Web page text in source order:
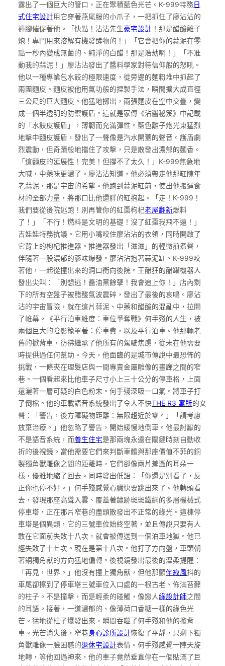
露出了一個巨大的管口，正在聚積藍色光芒。K-999特務日
式住宅設計用它穿著燕尾服的小爪子，一把抓住了廖沾沾的
褲腳催促著他。「快點！沾沾先生豪宅設計 ！那是醋酸離子
炮！專門用來溶解有機發酵物的！」「它會把你的蒜泥在零
點一秒內變成無菌的、純淨的白醋！那是浩劫啊！」「不准
動我的蒜泥！」廖沾沾發出了醬料學家對待信仰般的怒吼。
他以一種專業包水餃的極限速度，從旁邊的麵粉堆中抓起了
兩團麵皮。麵皮被他用氣功般的捏製手法，瞬間擴大成直徑
三公尺的巨大麵皮。他猛地擲出，兩張麵皮在空中交疊，變
成一個半透明的防禦護盾。這就是家傳《沾醬秘笈》中記載
的「水餃皮護盾」，薄韌而充滿彈性。藍色離子炮光束猛烈
地擊中麵皮護盾，發出了一聲像是汽水開蓋的聲音。護盾劇
烈震動，但奇蹟般地擋住了攻擊，只是散發出濃郁的麵香。
「這麵皮的延展性！完美！但撐不了太久！」K-999焦急地
大喊，中藥味更濃了。廖沾沾知道，他必須帶走他那缸陳年
老蒜泥，那是宇宙的希望。他跑到蒜泥缸前，使出他搬運食
材的全部力量，將那口比他還胖的缸抱起。「走！K-999！
我們要從後院逃跑！別再管你的紅棗枸杞老屋翻新燃料
了！」「不行！燃料是文明的基礎！沒了紅棗我飛不遠！」
吉娃娃特務抗議。它用小嘴咬住廖沾沾的衣領，同時開啟了
它背上的枸杞推進器。推進器發出「滋滋」的輕微煎煮聲，
伴隨著一股濃郁的蔘味爆發。廖沾沾抱著蒜泥缸、K-999咬
著他，一起從撞出來的洞口衝向後院。王醋狂的醋罐機器人
發出尖叫：「別想逃！醬油黨餘孽！我會追上你！」店內剩
下的所有空盤子被醋酸氣波震碎，發出了最後的哀鳴。廖沾
沾的宇宙冒險，就在這片蒜泥、中藥和醋酸的混亂中，拉開
了帷幕。《平行泊車維度：車位爭奪戰》何手殘的人生，被
兩個巨大的陰影籠罩著：停車費，以及平行泊車。他那輛老
舊的掀背車，彷彿繼承了他所有的駕駛焦慮，從未在他需要
時提供過任何幫助。今天，他面臨的是城市傳說中最恐怖的
挑戰，一條夾在理髮店與一間專賣金屬雕像的畫廊之間的窄
巷。一個看起來比他車子尺寸小上三十公分的停車格，上面
還灑著一層可疑的白色粉末。何手殘深吸一口氣。將車子打
了倒檔。他的車載語音系統發出了令人不快THE R3 寓所的女
聲：「警告，後方障礙物距離：無限趨近於零。」「請考慮
放棄治療。」他忽略了警告，開始緩慢地倒車。他最討厭的
不是語音系統，而養生住宅是那兩塊永遠在關鍵時刻自動收
折的後視鏡。當他需要它們來判斷車體與那座價值不菲的銅
製獨角獸雕像之間的距離時，它們卻像兩片羞澀的耳朵一
樣，優雅地縮了回去。同時發出低語：「你還是別看了，反
正你也停不好。」何手殘感覺心臟快要跳出來了。他轉頭看
去，發現那座高聳入雲、覆蓋著鏽跡斑斑鐵網的多層機械式
停車塔，正在那片窄巷的盡頭散發出不正常的綠光。這棟停
車塔是個異類，它的三號車位始終空著，並且傳說只要有人
敢在它面前失敗十八次，就會被傳送到一個泊車地獄。他已
經失敗了十七次。現在是第十八次。他打了方向盤，車頭朝
著銅獨角獸的方向猛地偏轉。後視鏡發出最後的溫柔提醒：
「再見，世界。」他沒有撞上獨角獸，但他那顫侘寂風抖的
車尾卻擦到了停車塔三號車位入口處的一根古老、佈滿苔蘚
的柱子。不是撞擊，而是輕柔的碰觸，像戀人綠設計師之間
的耳語。接著，一道濃郁的、像薄荷口香糖一樣的綠色光
芒。猛地從柱子爆發出來，瞬間吞噬了何手殘和他的掀背
車。光芒消失後，窄巷身心診所設計恢復了平靜，只剩下獨
角獸雕像一臉困惑的退休宅設計表情。何手殘感覺一陣天旋
地轉，等他回過神來，他的車子竟然垂直停在一個貼滿了巨